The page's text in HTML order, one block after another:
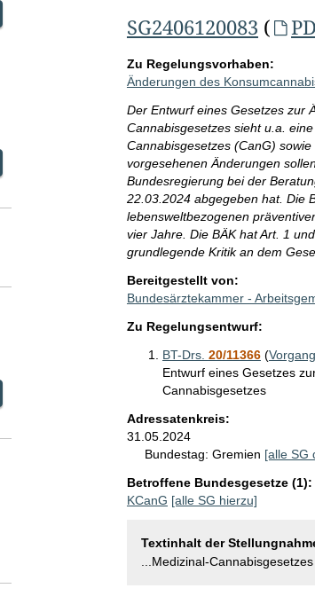
Selektion Zeitraum der SG-Abgabe ggü. Adressatinnen
SG2406120083 (
Zu Regelungsvorhaben:
Änderungen des
Der Entwurf eines Gesetzes zur
Cannabisgesetzes sieht u.a.
Cannabisgesetzes (CanG)
vorgesehenen Änderungen
Bundesregierung bei der
22.03.2024 abgegeben hat. Die
lebensweltbezogenen
vier Jahre. Die BÄK hat Art. 1
grundlegende Kritik an dem
Bereitgestellt von:
Bundesärztekammer -
Zu Regelungsentwurf:
BT-Drs. 20/11366(Vorgang
Entwurf eines Gesetzes
Cannabisgesetzes
Adressatenkreis:
31.05.2024
Bundestag: Gremien [alle SG
Betroffene Bundesgesetze (1):
KCanG [alle SG hierzu]
Textinhalt der
...Medizinal-